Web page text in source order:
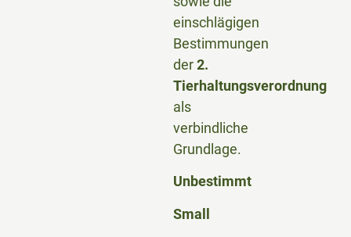
einschlägigen
Bestimmungen
der2.
Tierhaltungsverordnung
als
verbindliche
Grundlage.
Unbestimmt
Small